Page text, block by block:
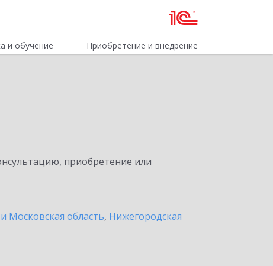
и обучение Приобретение и внедрение
приобретение или
Московская область, Нижегородская